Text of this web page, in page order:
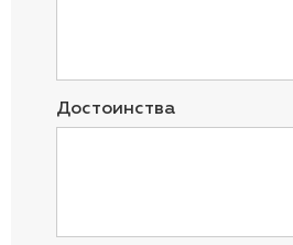
Достоинства